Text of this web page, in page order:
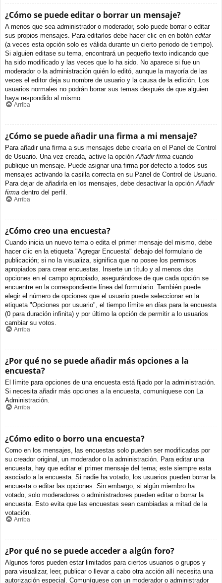
¿Cómo se puede editar o borrar un mensaje?
A menos que sea administrador o moderador, solo puede borrar o editar
sus propios mensajes. Para editarlos debe hacer clic en en botón editar
(a veces esta opción solo es válida durante un cierto periodo de tiempo).
Si alguien editase su tema, encontrará un pequeño texto indicando que
ha sido modificado y las veces que lo ha sido. No aparece si fue un
moderador o la administración quién lo editó, aunque la mayoría de las
veces el editor deja su nombre de usuario y la causa de la edición. Los
usuarios normales no podrán borrar sus temas después de que alguien
haya respondido al mismo.
Arriba
¿Cómo se puede añadir una firma a mi mensaje?
Para añadir una firma a sus mensajes debe crearla en el Panel de Control
de Usuario. Una vez creada, active la opciónAñadir firma cuando
publique un mensaje. Puede asignar una firma por defecto a todos sus
mensajes activando la casilla correcta en su Panel de Control de Usuario.
Para dejar de añadirla en los mensajes, debe desactivar la opciónAñadir
firma dentro del perfil.
Arriba
¿Cómo creo una encuesta?
Cuando inicia un nuevo tema o edita el primer mensaje del mismo, debe
hacer clic en la etiqueta "Agregar Encuesta" debajo del formulario de
publicación; si no la visualiza, significa que no posee los permisos
apropiados para crear encuestas. Inserte un título y al menos dos
opciones en el campo apropiado, asegurándose de que cada opción se
encuentre en la correspondiente línea del formulario. También puede
elegir el número de opciones que el usuario puede seleccionar en la
etiqueta "Opciones por usuario", el tiempo límite en días para la encuesta
(0 para duración infinita) y por último la opción de permitir a lo usuarios
cambiar su votos.
Arriba
¿Por qué no se puede añadir más opciones a la
encuesta?
El límite para opciones de una encuesta está fijado por la administración.
Si necesita añadir más opciones a la encuesta, comuníquese con La
Administración.
Arriba
¿Cómo edito o borro una encuesta?
Como en los mensajes, las encuestas solo pueden ser modificadas por
su creador original, un moderador o la administración. Para editar una
encuesta, hay que editar el primer mensaje del tema; este siempre esta
asociado a la encuesta. Si nadie ha votado, los usuarios pueden borrar la
encuesta o editar las opciones. Sin embargo, si algún miembro ha
votado, solo moderadores o administradores pueden editar o borrar la
encuesta. Esto evita que las encuestas sean cambiadas a mitad de la
votación.
Arriba
¿Por qué no se puede acceder a algún foro?
Algunos foros pueden estar limitados para ciertos usuarios o grupos y
para visualizar, leer, publicar o llevar a cabo otra acción allí necesita una
autorización especial. Comuníquese con un moderador o administrador